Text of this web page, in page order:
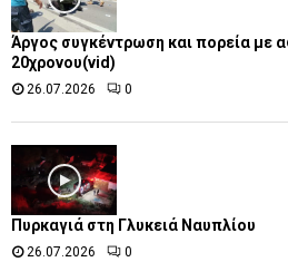
Άργος συγκέντρωση και πορεία με
20χρονου(vid)
26.07.2026 0
Πυρκαγιά στη Γλυκειά Ναυπλίου
26.07.2026 0